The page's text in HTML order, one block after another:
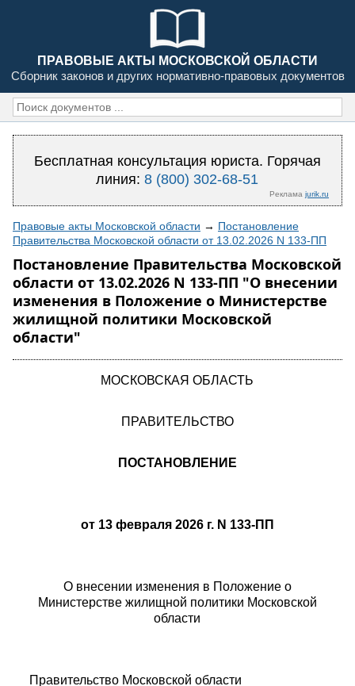
ПРАВОВЫЕ АКТЫ МОСКОВСКОЙ ОБЛАСТИ
Сборник законов и других нормативно-правовых документов
Бесплатная консультация юриста. Горячая
линия:8 (800) 302-68-51
Реклама jurik.ru
Правовые акты Московской области → Постановление
Правительства Московской области от 13.02.2026 N 133-ПП
Постановление Правительства Московской
области от 13.02.2026 N 133-ПП "О внесении
изменения в Положение о Министерстве
жилищной политики Московской
области"
МОСКОВСКАЯ ОБЛАСТЬ
ПРАВИТЕЛЬСТВО
ПОСТАНОВЛЕНИЕ
от 13 февраля 2026 г. N 133-ПП
О внесении изменения в Положение о
Министерстве жилищной политики Московской
области
Правительство Московской области